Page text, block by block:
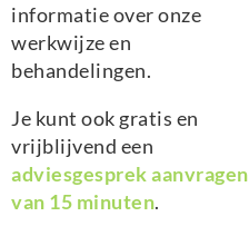
informatie over onze
werkwijze en
behandelingen.
Je kunt ook gratis en
vrijblijvend een
adviesgesprek aanvragen
van 15 minuten.